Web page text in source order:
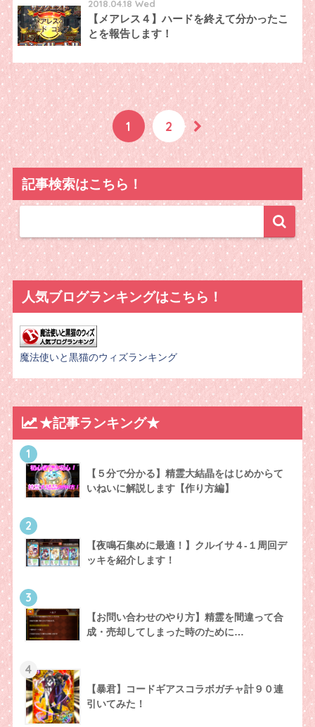
2018.04.18 Wed
【メアレス４】ハードを終えて分かったこ
とを報告します！
1 2
記事検索はこちら！
人気ブログランキングはこちら！
魔法使いと黒猫のウィズランキング
★記事ランキング★
1
【５分で分かる】精霊大結晶をはじめからて
いねいに解説します【作り方編】
2
【夜鳴石集めに最適！】クルイサ４-１周回デ
ッキを紹介します！
3
【お問い合わせのやり方】精霊を間違って合
成・売却してしまった時のために…
4
【暴君】コードギアスコラボガチャ計９０連
引いてみた！